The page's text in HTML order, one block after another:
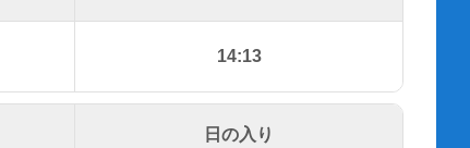
14:13
日の入り